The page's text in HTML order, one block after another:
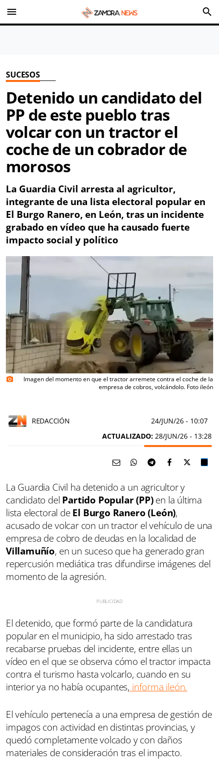
menu search
SUCESOS
Detenido un candidato del
PP de este pueblo tras
volcar con un tractor el
coche de un cobrador de
morosos
La Guardia Civil arresta al agricultor,
integrante de una lista electoral popular en
El Burgo Ranero, en León, tras un incidente
grabado en vídeo que ha causado fuerte
impacto social y político
photo_camera
Imagen del momento en que el tractor arremete contra el coche de la
empresa de cobros, volcándolo. Foto ileón
REDACCIÓN 24/JUN/26 - 10:07
ACTUALIZADO: 28/JUN/26 - 13:28
La Guardia Civil ha detenido a un agricultor y
candidato del Partido Popular (PP)en la última
lista electoral deEl Burgo Ranero (León),
acusado de volcar con un tractor el vehículo de una
empresa de cobro de deudas en la localidad de
Villamuñío, en un suceso que ha generado gran
repercusión mediática tras difundirse imágenes del
momento de la agresión.
El detenido, que formó parte de la candidatura
popular en el municipio, ha sido arrestado tras
recabarse pruebas del incidente, entre ellas un
vídeo en el que se observa cómo el tractor impacta
contra el turismo hasta volcarlo, cuando en su
interior ya no había ocupantes, informa ileón.
El vehículo pertenecía a una empresa de gestión de
impagos con actividad en distintas provincias, y
quedó completamente volcado y con daños
materiales de consideración tras el impacto.